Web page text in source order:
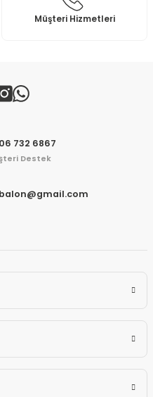
Müşteri Hizmetleri
732 6867
Destek